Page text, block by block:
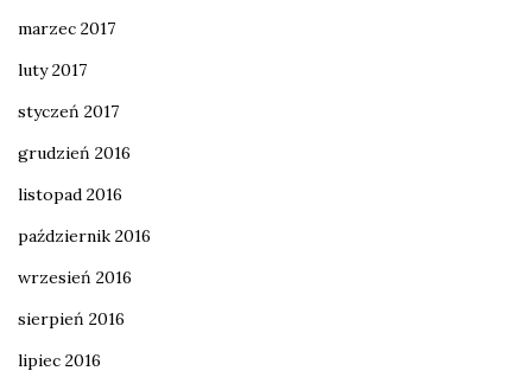
marzec 2017
luty 2017
styczeń 2017
grudzień 2016
listopad 2016
październik 2016
wrzesień 2016
sierpień 2016
lipiec 2016